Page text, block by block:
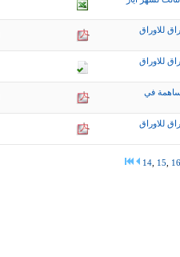
للاوراق
للاوراق
في
للاوراق
14 15 16